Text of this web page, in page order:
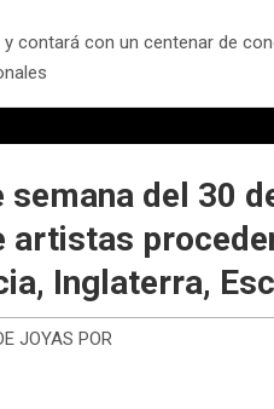
contará con un centenar de
del 30
Inglaterra,
JOYAS POR